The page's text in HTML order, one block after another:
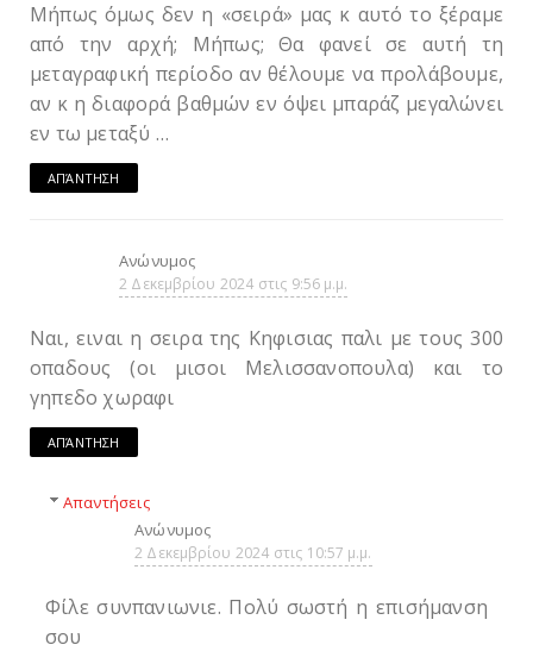
Μήπως όμως δεν η «σειρά» μας κ αυτό το ξέραμε
από την αρχή; Μήπως; Θα φανεί σε αυτή τη
μεταγραφική περίοδο αν θέλουμε να προλάβουμε,
αν κ η διαφορά βαθμών εν όψει μπαράζ μεγαλώνει
εν τω μεταξύ …
ΑΠΆΝΤΗΣΗ
Ανώνυμος
2 Δεκεμβρίου 2024 στις 9:56 μ.μ.
Ναι, ειναι η σειρα της Κηφισιας παλι με τους 300
οπαδους (οι μισοι Μελισσανοπουλα) και το
γηπεδο χωραφι
ΑΠΆΝΤΗΣΗ
Απαντήσεις
Ανώνυμος
2 Δεκεμβρίου 2024 στις 10:57 μ.μ.
Φίλε συνπανιωνιε. Πολύ σωστή η επισήμανση
σου